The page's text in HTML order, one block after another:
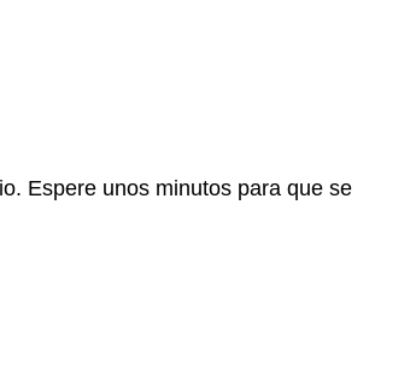
Espere unos minutos para que se